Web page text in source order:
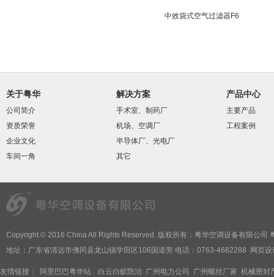
中效袋式空气过滤器F6
关于粤华
公司简介
资质荣誉
企业文化
车间一角
解决方案
手术室、制药厂
机场、空调厂
半导体厂、光电厂
其它
产品中心
主要产品
工程案例
Copyright © 2016 China All Rights Reserved. 版权所有：粤华空调设备有限公司
地址：广东省清远市佛冈县龙山镇学田区106国道旁 电话：0763-4682288
网页设
友情链接： 阿里巴巴粤华站 白云白蚁防治 广州电力公司 广州螺丝厂家 机械密封